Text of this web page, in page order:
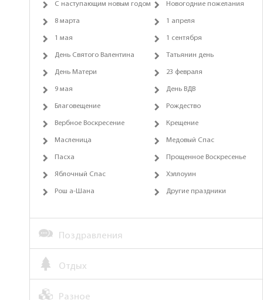
С наступающим новым годом Новогодние пожелания
8 марта 1 апреля
1 мая 1 сентября
День Святого Валентина Татьянин день
День Матери 23 февраля
9 мая День ВДВ
Благовещение Рождество
Вербное Воскресение Крещение
Масленица Медовый Спас
Пасха Прощенное Воскресенье
Яблочный Спас Хэллоуин
Рош а-Шана Другие праздники
Поздравления
Отдых
Разное